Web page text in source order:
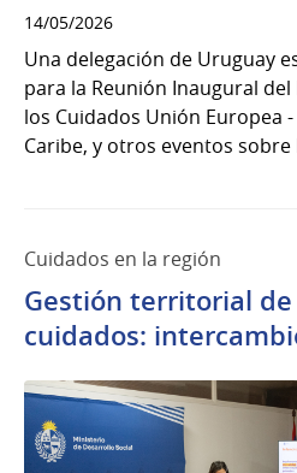
14/05/2026
Una delegación de Uruguay
para la Reunión Inaugural
los Cuidados Unión Europea
Caribe, y otros eventos sobre
Cuidados en la región
Gestión territorial
cuidados: